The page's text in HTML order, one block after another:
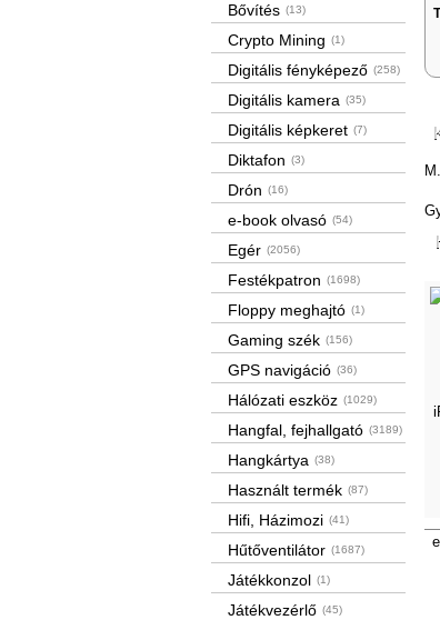
Bővítés (13)
Crypto Mining (1)
Digitális fényképező (258)
Digitális kamera (35)
Digitális képkeret (7)
Diktafon (3)
Drón (16)
e-book olvasó (54)
Egér (2056)
Festékpatron (1698)
Floppy meghajtó (1)
Gaming szék (156)
GPS navigáció (36)
Hálózati eszköz (1029)
Hangfal, fejhallgató (3189)
Hangkártya (38)
Használt termék (87)
Hifi, Házimozi (41)
Hűtőventilátor (1687)
Játékkonzol (1)
Játékvezérlő (45)